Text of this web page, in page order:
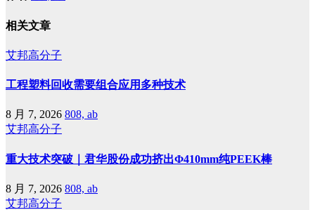
相关文章
艾邦高分子
工程塑料回收需要组合应用多种技术
8 月 7, 2026 808, ab
艾邦高分子
重大技术突破｜君华股份成功挤出Φ410mm纯PEEK棒
8 月 7, 2026 808, ab
艾邦高分子